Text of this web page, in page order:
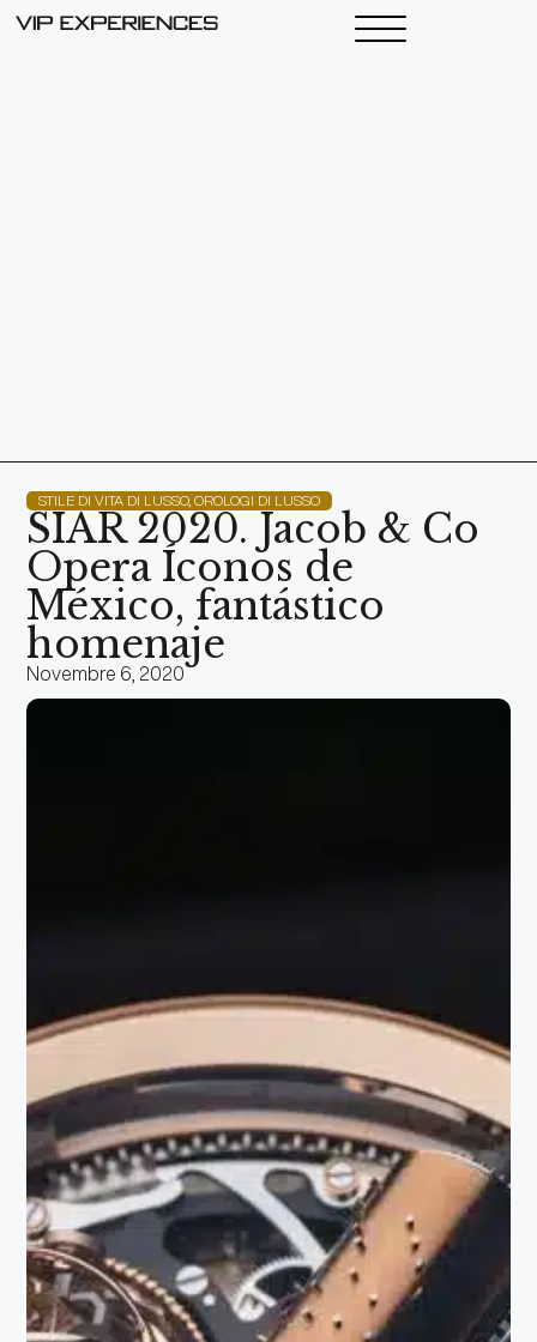
STILE DI VITA DI LUSSO,OROLOGI DI LUSSO
SIAR 2020. Jacob & Co
Opera Íconos de
México, fantástico
homenaje
Novembre 6, 2020